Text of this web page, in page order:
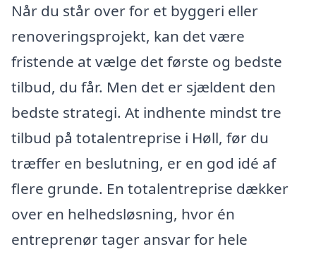
Når du står over for et byggeri eller
renoveringsprojekt, kan det være
fristende at vælge det første og bedste
tilbud, du får. Men det er sjældent den
bedste strategi. At indhente mindst tre
tilbud på totalentreprise i Høll, før du
træffer en beslutning, er en god idé af
flere grunde. En totalentreprise dækker
over en helhedsløsning, hvor én
entreprenør tager ansvar for hele